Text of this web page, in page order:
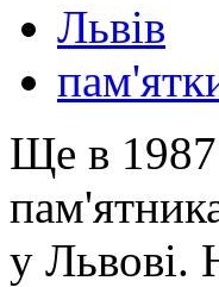
Львів
Ще в 1987
у Львові.